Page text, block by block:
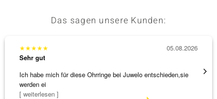
Das sagen unsere Kunden:
★★★★★
Sehr gut
Ich habe mich für diese Ohrringe bei Juwelo entschieden,sie
werden ei
[ weiterlesen ]
05.08.2026